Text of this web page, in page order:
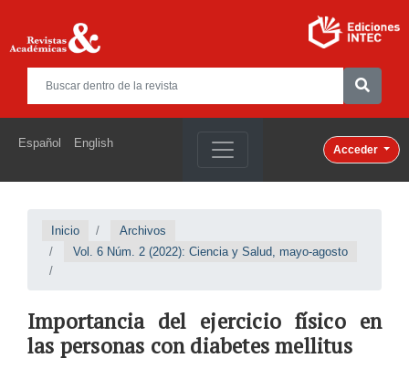
Español English Acceder
Inicio
Archivos
Vol. 6 Núm. 2 (2022): Ciencia y Salud, mayo-agosto
Importancia del ejercicio físico en
las personas con diabetes mellitus